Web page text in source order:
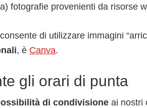
fotografie provenienti da risorse
di utilizzare immagini
, è Canva.
gli orari di punta
di condivisione ai nostri